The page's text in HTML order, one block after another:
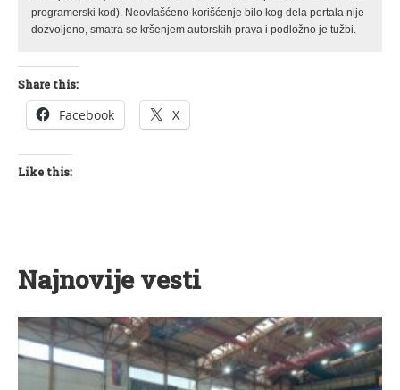
programerski kod). Neovlašćeno korišćenje bilo kog dela portala nije
dozvoljeno, smatra se kršenjem autorskih prava i podložno je tužbi.
Share this:
Facebook X
Like this:
Najnovije vesti